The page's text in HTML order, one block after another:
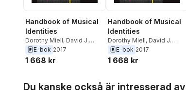
Handbook of Musical
Identities
Dorothy Miell, David J.
Hargreaves,Raymond
MacDonald
E-bok 2017
1 668 kr
Handbook of Musical
Identities
Dorothy Miell, David J.
Hargreaves,Raymond
MacDonald
E-bok 2017
1 668 kr
Du kanske också är intresserad av